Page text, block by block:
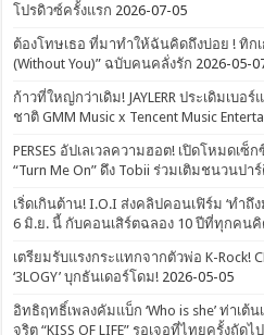
โปรดิวซ์ครั้งแรก 2026-07-05
ต้องโทษเธอ ที่มาทำให้ฉันคิดถึงบ่อย ! ทิกเ
(Without You)” ฉบับคนคลั่งรัก 2026-05-
ก้าวที่ใหญ่กว่าเดิม! JAYLERR ประเดิมเบอร์
ชาติ GMM Music x Tencent Music
PERSES อัปเลเวลความฮอต! เปิดโหมดเ
“Turn Me On” ดึง Tobii ร่วมเติมชนวนปา
เริ่ดเกินต้าน! I.O.I ส่งคลิปคอนเฟิร์ม ‘ทำ
6 มิ.ย. นี้ กับคอนเสิร์ตฉลอง 10 ปีที่ทุกคนคิ
เตรียมรับแรงกระแทกจากตัวพ่อ K-
‘3LOGY’ บุกธันเดอร์โดม! 2026-05-05
อิทธิฤทธิ์เพลงคัมแบ็ก ‘Who is she’ ท่าเต้
จริต “KISS OF LIFE” รอเจอที่ไทยครั้งถัดไ